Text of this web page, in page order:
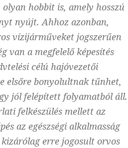
hobbit is, amely hosszú
nyújt. Ahhoz azonban,
vízijárműveket jogszerűen
van a megfelelő képesítés
célú hajóvezetői
elsőre bonyolultnak tűnhet,
jól felépített folyamatból áll.
felkészülés mellett az
az egészségi alkalmasság
erre jogosult orvos